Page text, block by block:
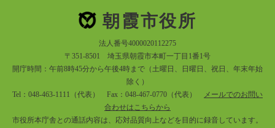
朝霞市役所
法人番号4000020112275
〒351-8501 埼玉県朝霞市本町一丁目1番1号
開庁時間：午前8時45分から午後4時まで（土曜日、日曜日、祝日、年末年始
除く）
Tel：048-463-1111（代表） Fax：048-467-0770（代表）
メールでのお問い
合わせはこちらから
市役所本庁舎との通話内容は、応対品質向上などを目的に録音しています。